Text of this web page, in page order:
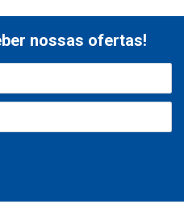
nossas ofertas!